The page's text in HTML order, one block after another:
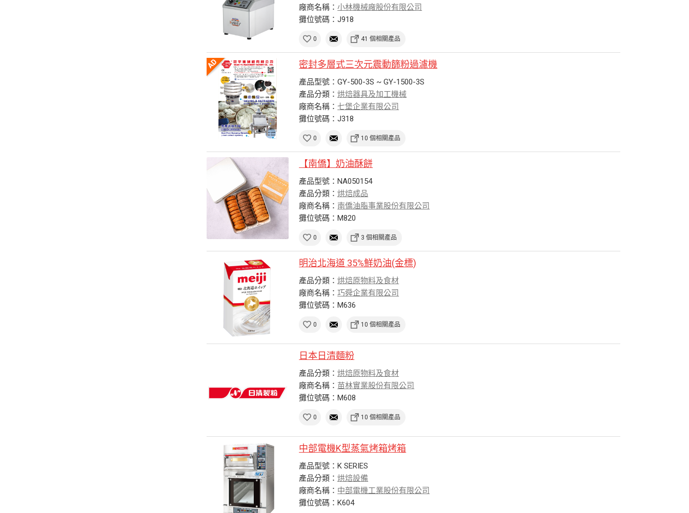
廠商名稱：小林機械廠股份有限公司
攤位號碼：J918
0 41 個相關產品
密封多層式三次元震動篩粉過濾機
產品型號：GY-500-3S ~ GY-1500-3S
產品分類：烘焙器具及加工機械
廠商名稱： 七堡企業有限公司
攤位號碼：J318
0 10 個相關產品
【南僑】奶油酥餅
產品型號：NA050154
產品分類：烘焙成品
廠商名稱： 南僑油脂事業股份有限公司
攤位號碼：M820
0 3 個相關產品
明治北海道 35%鮮奶油(金標)
產品分類：烘焙原物料及食材
廠商名稱：巧舜企業有限公司
攤位號碼：M636
0 10 個相關產品
日本日清麵粉
產品分類：烘焙原物料及食材
廠商名稱： 苗林實業股份有限公司
攤位號碼：M608
0 10 個相關產品
中部電機K型蒸氣烤箱烤箱
產品型號：K SERIES
產品分類：烘焙設備
廠商名稱： 中部電機工業股份有限公司
攤位號碼：K604